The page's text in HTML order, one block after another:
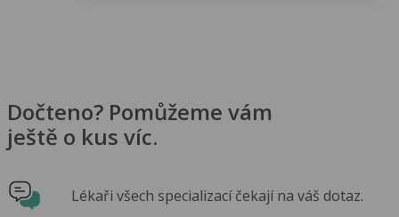
Dočteno? Pomůžeme vám
ještě o kus víc.
Lékaři všech specializací čekají na váš dotaz.